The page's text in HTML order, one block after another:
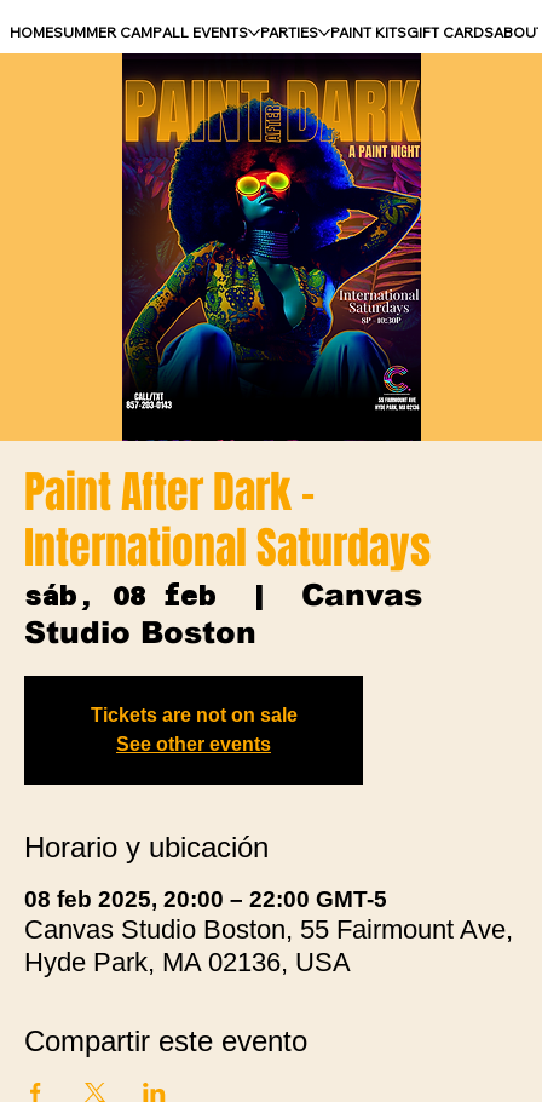
HOMESUMMER CAMPALL EVENTS PARTIES PAINT KITSGIFT CARDS
Paint After Dark -
International Saturdays
sáb, 08 feb
  |
Canvas
Studio Boston
Tickets are not on sale
See other events
Horario y ubicación
08 feb 2025, 20:00 – 22:00 GMT-5
Canvas Studio Boston, 55 Fairmount Ave,
Hyde Park, MA 02136, USA
Compartir este evento